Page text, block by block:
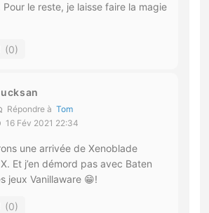
le reste, je laisse faire la magie
0
Répondre àTom
16 Fév 2021 22:34
une arrivée de Xenoblade
Et j’en démord pas avec Baten
jeux Vanillaware 😁!
0